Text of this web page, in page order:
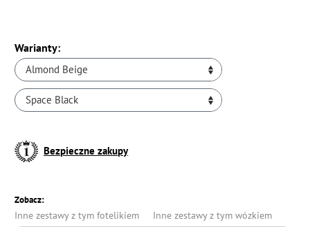
Warianty:
Almond Beige
Space Black
Bezpieczne zakupy
Zobacz:
Inne zestawy z tym fotelikiem Inne zestawy z tym wózkiem